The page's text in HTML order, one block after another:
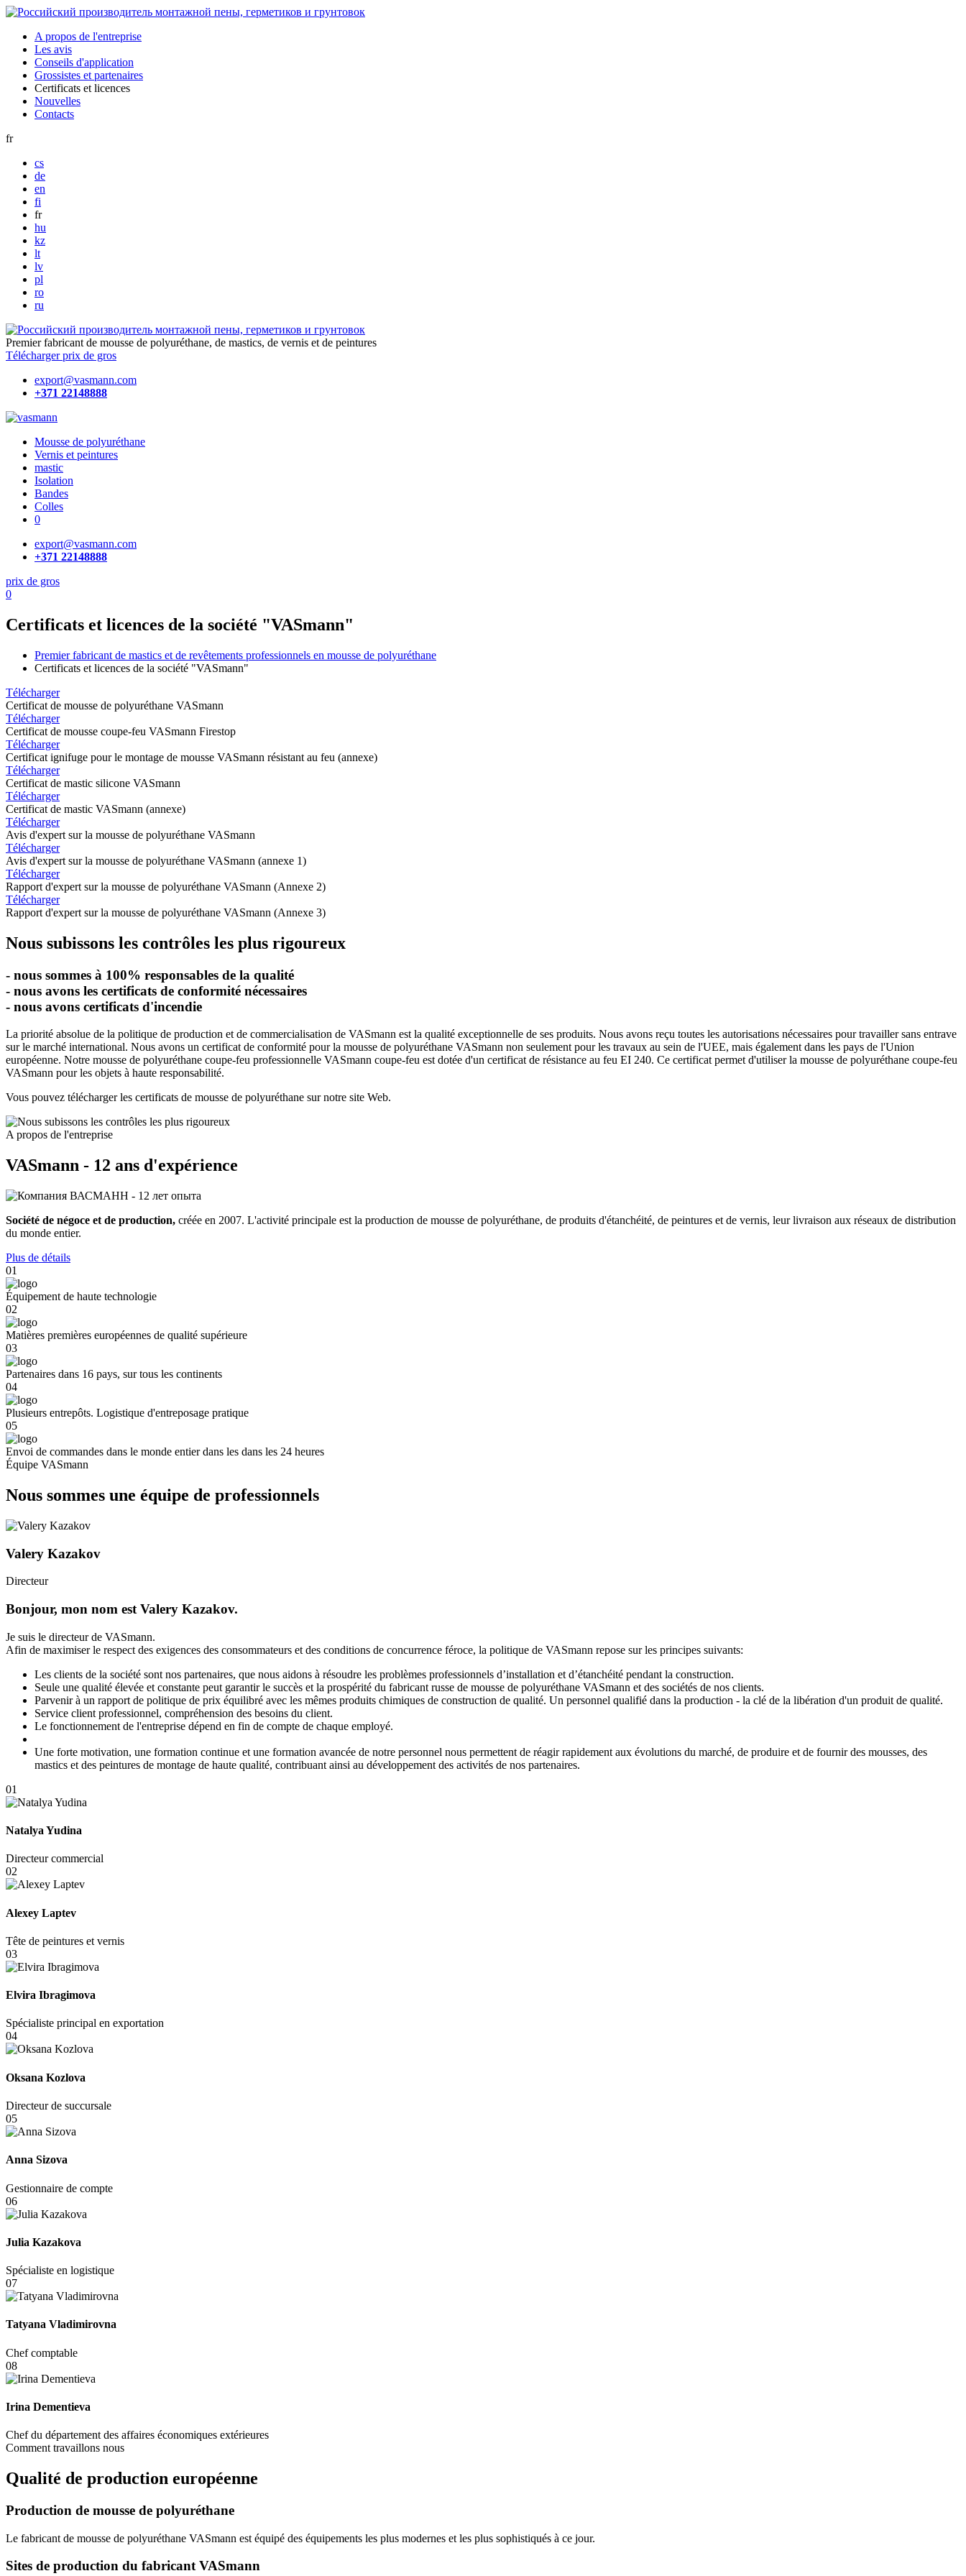
A propos de l'entreprise
Les avis
Conseils d'application
Grossistes et partenaires
Certificats et licences
Nouvelles
Contacts
fr
cs
de
en
fi
fr
hu
kz
lt
lv
pl
ro
ru
Premier fabricant de mousse de polyuréthane, de mastics, de vernis et de peintures
Télécharger prix de gros
export@vasmann.com
+371 22148888
Mousse de polyuréthane
Vernis et peintures
mastic
Isolation
Bandes
Colles
0
export@vasmann.com
+371 22148888
prix de gros
0
Certificats et licences de la société "VASmann"
Premier fabricant de mastics et de revêtements professionnels en mousse de polyuréthane
Certificats et licences de la société "VASmann"
Télécharger
Certificat de mousse de polyuréthane VASmann
Télécharger
Certificat de mousse coupe-feu VASmann Firestop
Télécharger
Certificat ignifuge pour le montage de mousse VASmann résistant au feu (annexe)
Télécharger
Certificat de mastic silicone VASmann
Télécharger
Certificat de mastic VASmann (annexe)
Télécharger
Avis d'expert sur la mousse de polyuréthane VASmann
Télécharger
Avis d'expert sur la mousse de polyuréthane VASmann (annexe 1)
Télécharger
Rapport d'expert sur la mousse de polyuréthane VASmann (Annexe 2)
Télécharger
Rapport d'expert sur la mousse de polyuréthane VASmann (Annexe 3)
Nous subissons les contrôles les plus rigoureux
- nous sommes à 100% responsables de la qualité
- nous avons les certificats de conformité nécessaires
- nous avons certificats d'incendie
La priorité absolue de la politique de production et de commercialisation de VASmann est la qualité exceptionnelle de ses produits. Nous avons reçu toutes les autorisations nécessaires pour travailler sans entrave
sur le marché international. Nous avons un certificat de conformité pour la mousse de polyuréthane VASmann non seulement pour les travaux au sein de l'UEE, mais également dans les pays de l'Union
européenne. Notre mousse de polyuréthane coupe-feu professionnelle VASmann coupe-feu est dotée d'un certificat de résistance au feu EI 240. Ce certificat permet d'utiliser la mousse de polyuréthane coupe-feu
VASmann pour les objets à haute responsabilité.
Vous pouvez télécharger les certificats de mousse de polyuréthane sur notre site Web.
A propos de l'entreprise
VASmann - 12 ans d'expérience
Société de négoce et de production, créée en 2007. L'activité principale est la production de mousse de polyuréthane, de produits d'étanchéité, de peintures et de vernis, leur livraison aux réseaux de distribution
du monde entier.
Plus de détails
01
Équipement de haute technologie
02
Matières premières européennes de qualité supérieure
03
Partenaires dans 16 pays, sur tous les continents
04
Plusieurs entrepôts. Logistique d'entreposage pratique
05
Envoi de commandes dans le monde entier dans les dans les 24 heures
Équipe VASmann
Nous sommes une équipe de professionnels
Valery Kazakov
Directeur
Bonjour, mon nom est Valery Kazakov.
Je suis le directeur de VASmann.
Afin de maximiser le respect des exigences des consommateurs et des conditions de concurrence féroce, la politique de VASmann repose sur les principes suivants:
Les clients de la société sont nos partenaires, que nous aidons à résoudre les problèmes professionnels d’installation et d’étanchéité pendant la construction.
Seule une qualité élevée et constante peut garantir le succès et la prospérité du fabricant russe de mousse de polyuréthane VASmann et des sociétés de nos clients.
Parvenir à un rapport de politique de prix équilibré avec les mêmes produits chimiques de construction de qualité. Un personnel qualifié dans la production - la clé de la libération d'un produit de qualité.
Service client professionnel, compréhension des besoins du client.
Le fonctionnement de l'entreprise dépend en fin de compte de chaque employé.
Une forte motivation, une formation continue et une formation avancée de notre personnel nous permettent de réagir rapidement aux évolutions du marché, de produire et de fournir des mousses, des
mastics et des peintures de montage de haute qualité, contribuant ainsi au développement des activités de nos partenaires.
01
Natalya Yudina
Directeur commercial
02
Alexey Laptev
Tête de peintures et vernis
03
Elvira Ibragimova
Spécialiste principal en exportation
04
Oksana Kozlova
Directeur de succursale
05
Anna Sizova
Gestionnaire de compte
06
Julia Kazakova
Spécialiste en logistique
07
Tatyana Vladimirovna
Chef comptable
08
Irina Dementieva
Chef du département des affaires économiques extérieures
Comment travaillons nous
Qualité de production européenne
Production de mousse de polyuréthane
Le fabricant de mousse de polyuréthane VASmann est équipé des équipements les plus modernes et les plus sophistiqués à ce jour.
Sites de production du fabricant VASmann